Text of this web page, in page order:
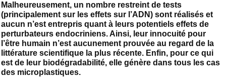
Malheureusement, un nombre restreint de tests
(principalement sur les effets sur l’ADN) sont réalisés et
aucun n’est entrepris quant à leurs potentiels effets de
perturbateurs endocriniens. Ainsi, leur innocuité pour
l’être humain n’est aucunement prouvée au regard de la
littérature scientifique la plus récente. Enfin, pour ce qui
est de leur biodégradabilité, elle génère dans tous les cas
des microplastiques.